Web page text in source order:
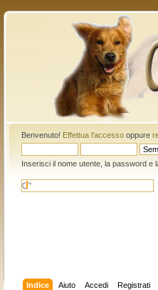
Benvenuto! Effettua l'accessooppure
Inserisci il nome utente, la password e
Indice Aiuto Accedi Registrati